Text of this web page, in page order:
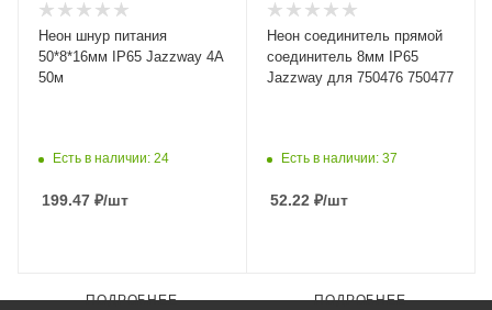
Неон шнур питания
50*8*16мм IP65 Jazzway 4А
50м
Есть в наличии: 24
199.47 ₽/шт
ПОДРОБНЕЕ
Неон соединитель прямой
соединитель 8мм IP65
Jazzway для 750476 750477
Есть в наличии: 37
52.22 ₽/шт
ПОДРОБНЕЕ